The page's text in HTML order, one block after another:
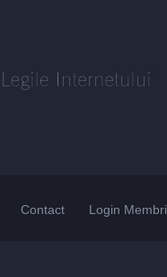
Contact Login Membri